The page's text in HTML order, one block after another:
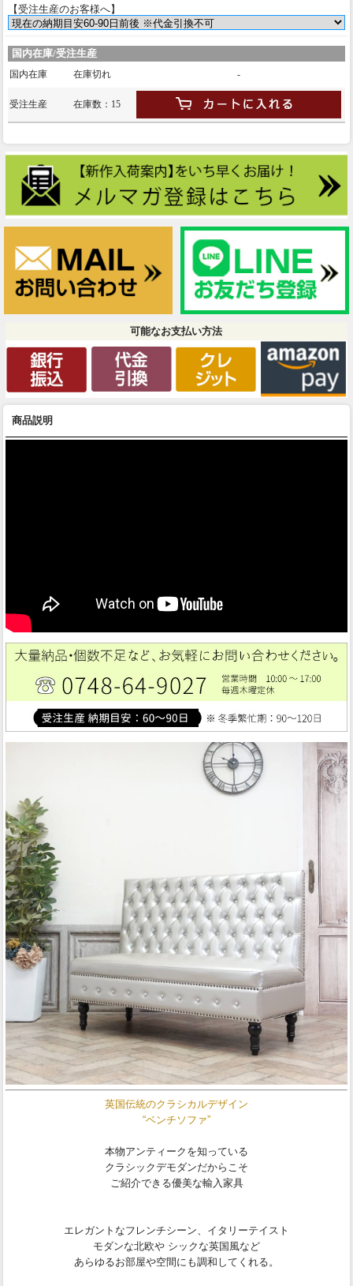
【受注生産のお客様へ】
国内在庫/受注生産
国内在庫 在庫切れ -
受注生産 在庫数：15
可能なお支払い方法
商品説明
英国伝統のクラシカルデザイン
“ベンチソファ”
本物アンティークを知っている
クラシックデモダンだからこそ
ご紹介できる優美な輸入家具
エレガントなフレンチシーン、イタリーテイスト
モダンな北欧や シックな英国風など
あらゆるお部屋や空間にも調和してくれる。